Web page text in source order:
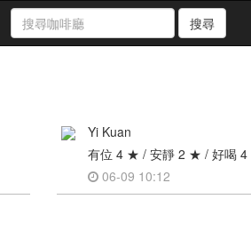
搜尋
Yi Kuan
有位 4 ★ / 安靜 2 ★ / 好喝
06-09 10:12